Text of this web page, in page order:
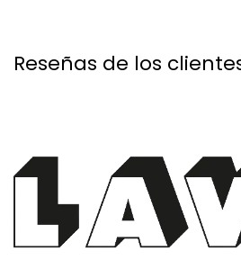
Reseñas de los